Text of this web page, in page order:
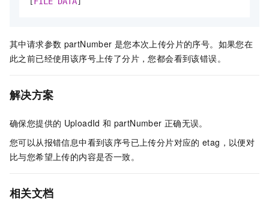
其中请求参数 partNumber 是您本次上传分片的序号。如果您在
此之前已经使用该序号上传了分片，您都会看到该错误。
解决方案
确保您提供的 UploadId 和 partNumber 正确无误。
您可以从报错信息中看到该序号已上传分片对应的 etag，以便对
比与您希望上传的内容是否一致。
相关文档